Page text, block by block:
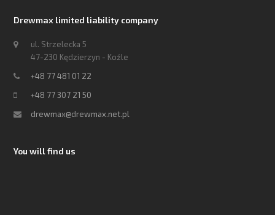
Drewmax limited liability company
ul. Strzelecka 5
47-230 Kędzierzyn - Koźle
+48 77 481 01 22
+48 77 307 21 50
drewmax@drewmax.net.pl
You will find us